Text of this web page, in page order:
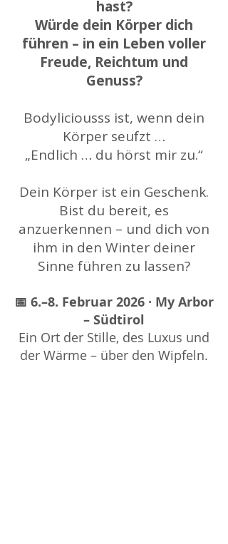
hast?
Würde dein Körper dich
führen – in ein Leben voller
Freude, Reichtum und
Genuss?
Bodyliciousss ist, wenn dein
Körper seufzt …
„Endlich … du hörst mir zu.“
Dein Körper ist ein Geschenk.
Bist du bereit, es
anzuerkennen – und dich von
ihm in den Winter deiner
Sinne führen zu lassen?
📅 6.–8. Februar 2026 · My Arbor
– Südtirol
Ein Ort der Stille, des Luxus und
der Wärme – über den Wipfeln.